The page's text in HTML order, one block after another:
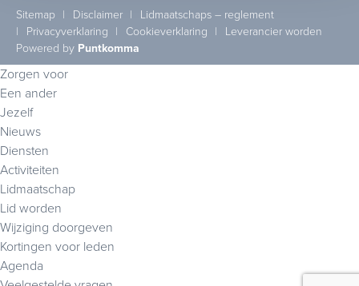
Sitemap Disclaimer
Lidmaatschaps – reglement
Privacyverklaring
Cookieverklaring
Leverancier worden
Powered by Puntkomma
Zorgen voor
Een ander
Jezelf
Nieuws
Diensten
Activiteiten
Lidmaatschap
Lid worden
Wijziging doorgeven
Kortingen voor leden
Agenda